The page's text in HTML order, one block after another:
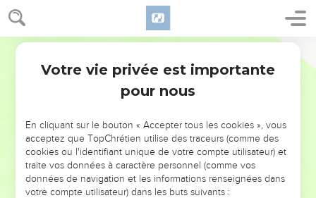
NE MANQUEZ PAS L’ÉVÉNEMENT
DE L’ANNÉE !
ET SI LEURS ERREURS POUVAIENT VOUS ÉVITER LES
VOTRES ?
Votre vie privée est importante
pour nous
En cliquant sur le bouton « Accepter tous les cookies », vous
acceptez que TopChrétien utilise des traceurs (comme des
cookies ou l'identifiant unique de votre compte utilisateur) et
traite vos données à caractère personnel (comme vos
données de navigation et les informations renseignées dans
votre compte utilisateur) dans les buts suivants :